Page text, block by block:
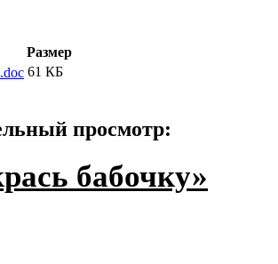
Размер
61 КБ
просмотр:
бабочку»